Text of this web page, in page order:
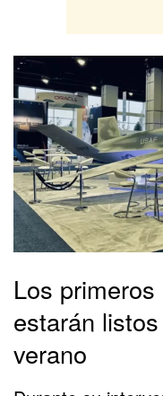
Los
estarán
verano